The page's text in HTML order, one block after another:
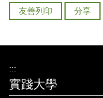
友善列印 分享
:::
實踐大學